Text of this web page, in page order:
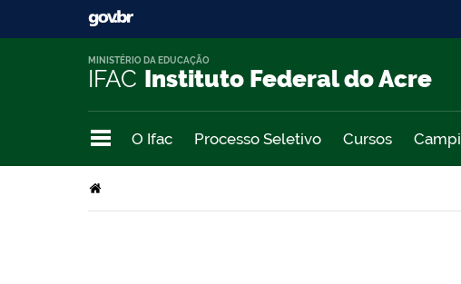
IFAC Instituto Federal do Acre
MINISTÉRIO DA EDUCAÇÃO
O Ifac Processo Seletivo Cursos Campi